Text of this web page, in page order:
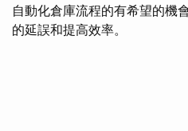
自動化倉庫流程的有希望的機
的延誤和提高效率。